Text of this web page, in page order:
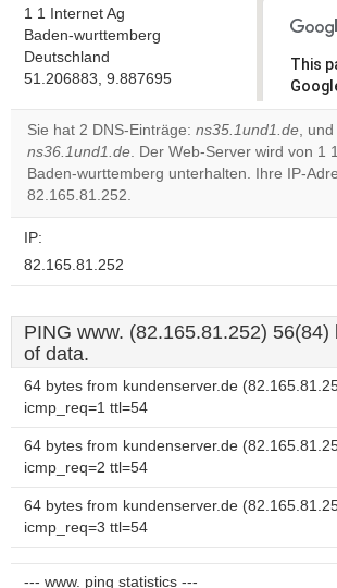
1 1 Internet Ag
Baden-wurttemberg
Deutschland
51.206883, 9.887695
This
Do
own
Sie hat 2 DNS-Einträge: ns35.1und1.de, und
ns36.1und1.de. Der Web-Server wird von 1
Baden-wurttemberg unterhalten. Ihre IP-
82.165.81.252.
IP:
82.165.81.252
PING www. (82.165.81.252) 56(84)
of data.
64 bytes from kundenserver.de
icmp_req=1 ttl=54
64 bytes from kundenserver.de
icmp_req=2 ttl=54
64 bytes from kundenserver.de
icmp_req=3 ttl=54
--- www. ping statistics ---